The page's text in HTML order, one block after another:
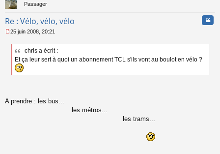
Passager
Re : Vélo, vélo, vélo
e
n
25 juin 2008, 20:21
chris a écrit :
Et ça leur sert à quoi un abonnement TCL s'ils vont au boulot en vélo ?
A prendre : les bus...
les métros...
les trams...